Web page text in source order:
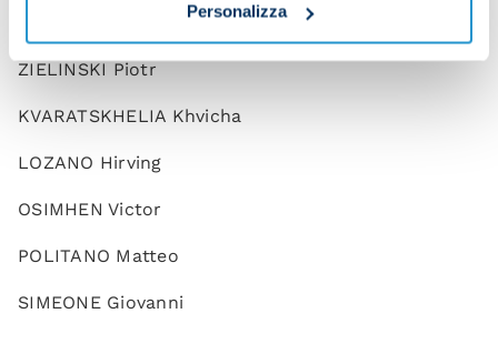
Personalizza
ZIELINSKI Piotr
KVARATSKHELIA Khvicha
LOZANO Hirving
OSIMHEN Victor
POLITANO Matteo
SIMEONE Giovanni